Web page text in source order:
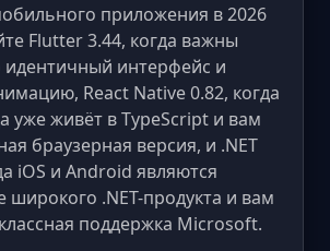
приложения в 2026
Flutter 3.44, когда важны
идентичный интерфейс и
React Native 0.82, когда
уже живёт в TypeScript и вам
браузерная версия, и .NET
iOS и Android являются
широкого .NET-продукта и вам
поддержка Microsoft.